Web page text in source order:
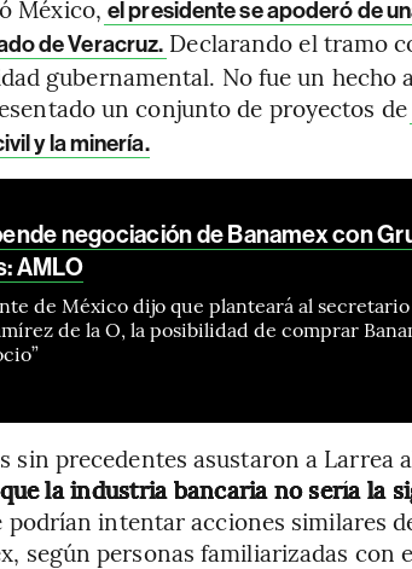
México, el presidente se apoderó de
de Veracruz. Declarando el tramo
gubernamental. No fue un hecho
un conjunto de proyectos de
y la minería.
negociación de Banamex con
AMLO
de México dijo que planteará al
de la O, la posibilidad de comprar
sin precedentes asustaron a Larrea
la industria bancaria no sería la
intentar acciones similares
según personas familiarizadas con